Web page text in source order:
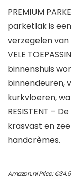
PREMIUM
parketlak is
verzegelen
VELE
binnenshuis
binnendeuren,
kurkvloeren,
RESISTENT –
krasvast en
handcrèmes.
Amazon.nl Price:€